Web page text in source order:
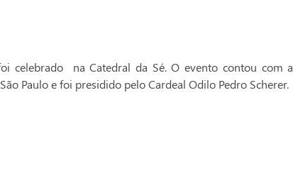
celebrado na Catedral da Sé. O evento contou com a
Paulo e foi presidido pelo Cardeal Odilo Pedro Scherer.